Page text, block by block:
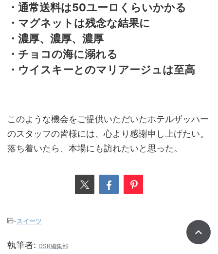
・通常送料は50ユーロくらいかかる
・マグネットは残念な結果に
・濃厚、濃厚、濃厚
・チョコの海に溺れる
・ウイスキーとのマリアージュは至高
このような機会をご提供いただいたホテルザッハー
のスタッフの皆様には、心より感謝申し上げたい。
落ち着いたら、本場にも訪れたいと思った。
-スイーツ
執筆者: DSR編集部